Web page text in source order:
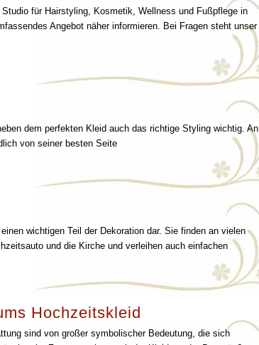
für Hairstyling, Kosmetik, Wellness und Fußpflege in
Angebot näher informieren. Bei Fragen steht unser
dem perfekten Kleid auch das richtige Styling wichtig. An
von seiner besten Seite
wichtigen Teil der Dekoration dar. Sie finden an vielen
und die Kirche und verleihen auch einfachen
Hochzeitskleid
sind von großer symbolischer Bedeutung, die sich